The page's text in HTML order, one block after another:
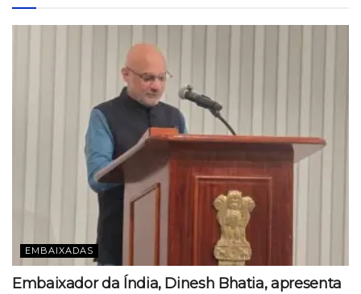
EMBAIXADAS
Embaixador da Índia, Dinesh Bhatia, apresenta